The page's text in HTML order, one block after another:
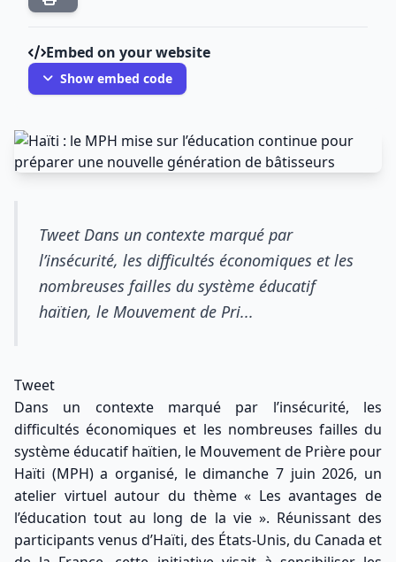
Embed on your website
Show embed code
Tweet Dans un contexte marqué par
l’insécurité, les difficultés économiques et les
nombreuses failles du système éducatif
haïtien, le Mouvement de Pri...
Tweet
Dans un contexte marqué par l’insécurité, les
difficultés économiques et les nombreuses failles du
système éducatif haïtien, le Mouvement de Prière pour
Haïti (MPH) a organisé, le dimanche 7 juin 2026, un
atelier virtuel autour du thème « Les avantages de
l’éducation tout au long de la vie ». Réunissant des
participants venus d’Haïti, des États-Unis, du Canada et